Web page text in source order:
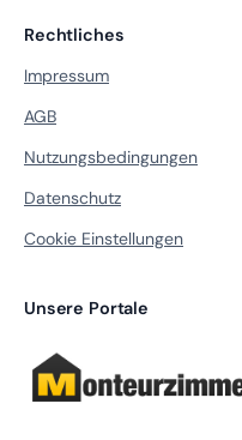
Rechtliches
Impressum
AGB
Nutzungsbedingungen
Datenschutz
Cookie Einstellungen
Unsere Portale